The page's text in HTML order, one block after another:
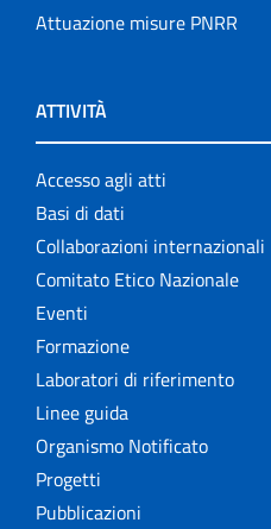
Attuazione misure PNRR
ATTIVITÀ
Accesso agli atti
Basi di dati
Collaborazioni internazionali
Comitato Etico Nazionale
Eventi
Formazione
Laboratori di riferimento
Linee guida
Organismo Notificato
Progetti
Pubblicazioni